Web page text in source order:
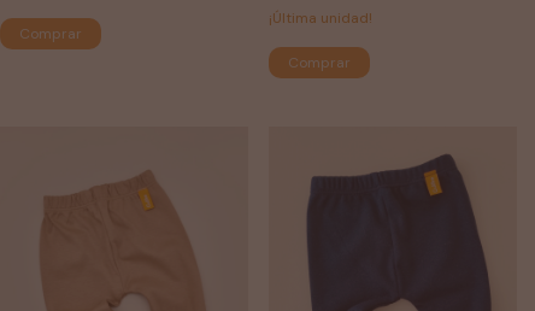
Comprar
¡Última unidad!
Comprar